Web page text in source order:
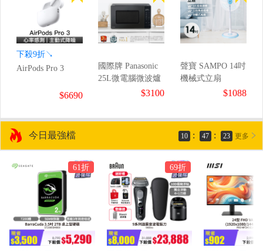
下殺9折↘
AirPods Pro 3
$6690
國際牌 Panasonic
25L微電腦微波爐
$3100
聲寶 SAMPO 14吋
機械式立扇
$1088
今日最強檔 10 : 47 : 21 更多
61折 69折